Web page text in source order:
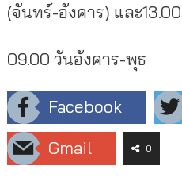
(จันทร์-อังคาร) และ
09.00 วันอังคาร-พุธ
Facebook
Gmail
0